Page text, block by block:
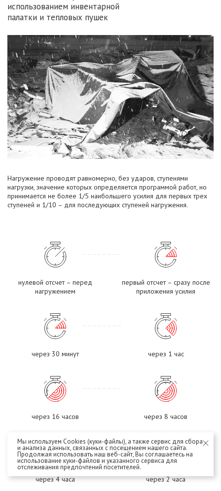
Мы используем Cookies (куки-файлы), а также сервис для сбора
и анализа данных, связанных с посещением нашего сайта.
Продолжая использовать наш веб-сайт, Вы соглашаетесь на
использование куки-файлов и указанного сервиса для
отслеживания предпочтений посетителей.
использованием инвентарной
палатки и тепловых пушек
Нагружение проводят равномерно, без ударов, ступенями
нагрузки, значение которых определяется программой работ, но
принимается не более 1/5 наибольшего усилия для первых трех
ступеней и 1/10 – для последующих ступеней нагружения.
нулевой отсчет – перед
нагружением
первый отсчет – сразу после
приложения усилия
через 30 минут через 1 час
через 16 часов через 8 часов
через 4 часа через 2 часа